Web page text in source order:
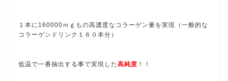
１本に160000ｍｇもの高濃度なコラーゲン量を実現（一般的な
コラーゲンドリンク１６０本分）
低温で一番抽出する事で実現した高純度 ！！